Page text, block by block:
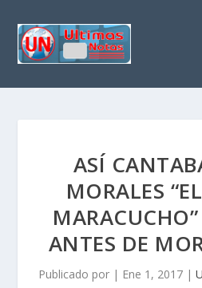
ASÍ
MORALES
ANTES DE
Publicado por | Ene 1, 2017 |